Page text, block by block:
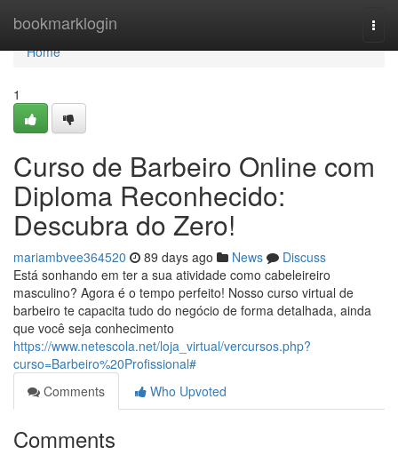
bookmarklogin
Home
Home
1
Curso de Barbeiro Online com
Diploma Reconhecido:
Descubra do Zero!
mariambvee364520 89 days ago News
Discuss
Está sonhando em ter a sua atividade como cabeleireiro
masculino? Agora é o tempo perfeito! Nosso curso virtual de
barbeiro te capacita tudo do negócio de forma detalhada, ainda
que você seja conhecimento
https://www.netescola.net/loja_virtual/vercursos.php?
curso=Barbeiro%20Profissional#
Comments
Who Upvoted
Comments